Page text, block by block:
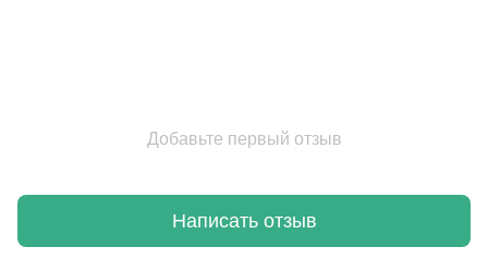
Добавьте первый отзыв
Написать отзыв